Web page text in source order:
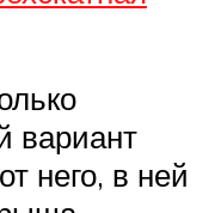
вариант
него, в ней